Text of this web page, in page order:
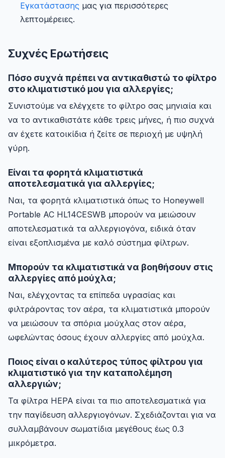
Εγκατάστασης μας για περισσότερες
λεπτομέρειες.
Συχνές Ερωτήσεις
Πόσο συχνά πρέπει να αντικαθιστώ το φίλτρο
στο κλιματιστικό μου για αλλεργίες;
Συνιστούμε να ελέγχετε το φίλτρο σας μηνιαία και
να το αντικαθιστάτε κάθε τρεις μήνες, ή πιο συχνά
αν έχετε κατοικίδια ή ζείτε σε περιοχή με υψηλή
γύρη.
Είναι τα φορητά κλιματιστικά
αποτελεσματικά για αλλεργίες;
Ναι, τα φορητά κλιματιστικά όπως το Honeywell
Portable AC HL14CESWB μπορούν να μειώσουν
αποτελεσματικά τα αλλεργιογόνα, ειδικά όταν
είναι εξοπλισμένα με καλό σύστημα φίλτρων.
Μπορούν τα κλιματιστικά να βοηθήσουν στις
αλλεργίες από μούχλα;
Ναι, ελέγχοντας τα επίπεδα υγρασίας και
φιλτράροντας τον αέρα, τα κλιματιστικά μπορούν
να μειώσουν τα σπόρια μούχλας στον αέρα,
ωφελώντας όσους έχουν αλλεργίες από μούχλα.
Ποιος είναι ο καλύτερος τύπος φίλτρου για
κλιματιστικό για την καταπολέμηση
αλλεργιών;
Τα φίλτρα HEPA είναι τα πιο αποτελεσματικά για
την παγίδευση αλλεργιογόνων. Σχεδιάζονται για να
συλλαμβάνουν σωματίδια μεγέθους έως 0.3
μικρόμετρα.